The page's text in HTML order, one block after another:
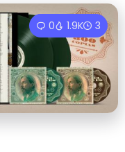
0 1.9K 3